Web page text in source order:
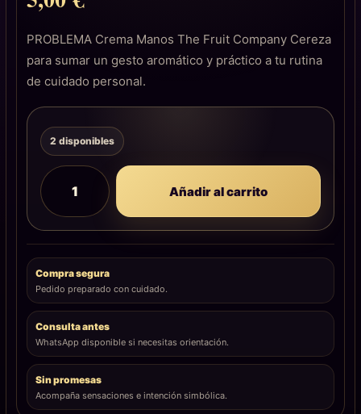
PROBLEMA Crema Manos The Fruit Company Cereza
para sumar un gesto aromático y práctico a tu rutina
de cuidado personal.
2 disponibles
Añadir al carrito
Compra segura
Pedido preparado con cuidado.
Consulta antes
WhatsApp disponible si necesitas orientación.
Sin promesas
Acompaña sensaciones e intención simbólica.